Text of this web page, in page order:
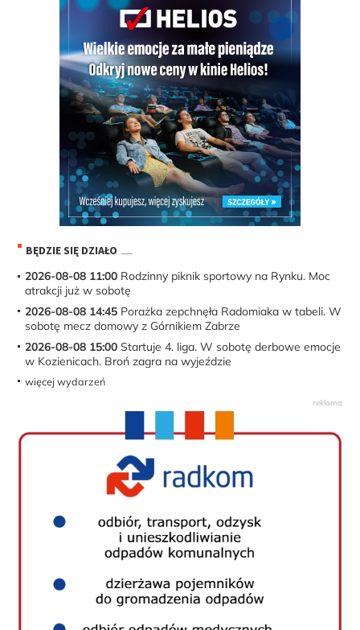
BĘDZIE SIĘ DZIAŁO
2026-08-08 11:00 Rodzinny piknik sportowy na Rynku. Moc
atrakcji już w sobotę
2026-08-08 14:45 Porażka zepchnęła Radomiaka w tabeli. W
sobotę mecz domowy z Górnikiem Zabrze
2026-08-08 15:00 Startuje 4. liga. W sobotę derbowe emocje
w Kozienicach. Broń zagra na wyjeździe
więcej wydarzeń